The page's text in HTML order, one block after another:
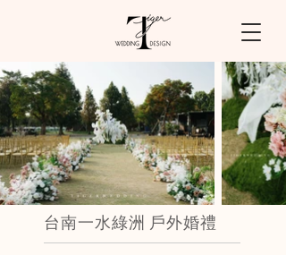
台南一水綠洲 戶外婚禮